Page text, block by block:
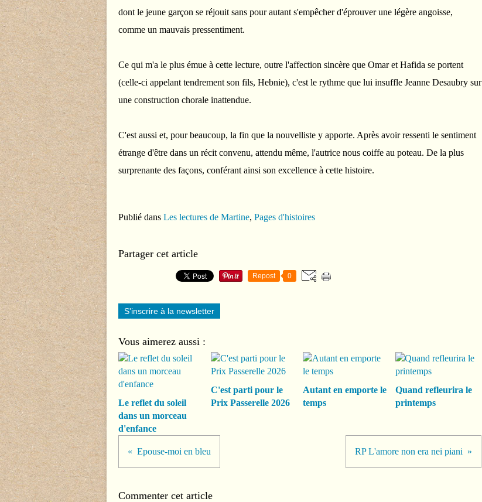
dont le jeune garçon se réjouit sans pour autant s'empêcher d'éprouver une légère angoisse,
comme un mauvais pressentiment.
Ce qui m'a le plus émue à cette lecture, outre l'affection sincère que Omar et Hafida se portent
(celle-ci appelant tendrement son fils, Hebnie), c'est le rythme que lui insuffle Jeanne Desaubry sur
une construction chorale inattendue.
C'est aussi et, pour beaucoup, la fin que la nouvelliste y apporte. Après avoir ressenti le sentiment
étrange d'être dans un récit convenu, attendu même, l'autrice nous coiffe au poteau. De la plus
surprenante des façons, conférant ainsi son excellence à cette histoire.
Publié dans Les lectures de Martine, Pages d'histoires
Partager cet article
Repost 0
S'inscrire à la newsletter
Vous aimerez aussi :
Le reflet du soleil
dans un morceau
d'enfance
C'est parti pour le
Prix Passerelle 2026
Autant en emporte le
temps
Quand refleurira le
printemps
Epouse-moi en bleu RP L'amore non era nei piani
Commenter cet article